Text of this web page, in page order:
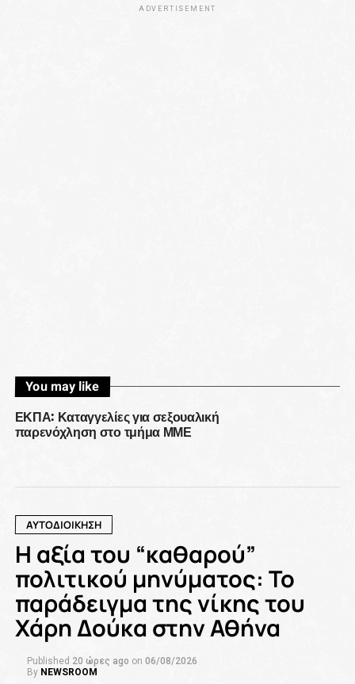
ADVERTISEMENT
You may like
ΕΚΠΑ: Καταγγελίες για σεξουαλική
παρενόχληση στο τμήμα ΜΜΕ
ΑΥΤΟΔΙΟΙΚΗΣΗ
Η αξία του “καθαρού”
πολιτικού μηνύματος: Το
παράδειγμα της νίκης του
Χάρη Δούκα στην Αθήνα
Published 20 ώρες ago on 06/08/2026
By NEWSROOM